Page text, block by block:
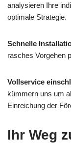
analysieren Ihre
optimale Strategie.
Schnelle
rasches Vorgehen
Vollservice
kümmern uns um
Einreichung der
Ihr Weg